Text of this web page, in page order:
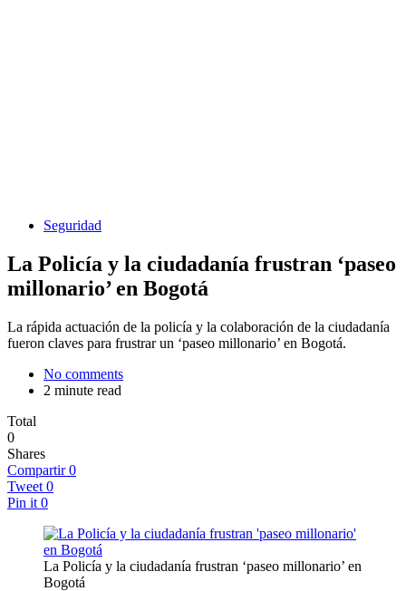
Seguridad
La Policía y la ciudadanía frustran ‘paseo
millonario’ en Bogotá
La rápida actuación de la policía y la colaboración de la ciudadanía
fueron claves para frustrar un ‘paseo millonario’ en Bogotá.
No comments
2 minute read
Total
0
Shares
Compartir 0
Tweet 0
Pin it 0
La Policía y la ciudadanía frustran ‘paseo millonario’ en
Bogotá